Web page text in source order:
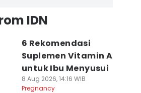
IDN
6 Rekomendasi
Suplemen Vitamin A
untuk Ibu Menyusui
8 Aug 2026, 14:16 WIB
Pregnancy